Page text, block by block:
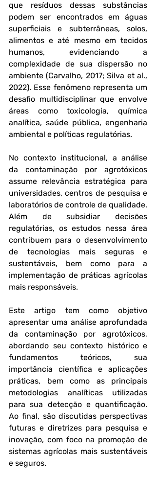
que resíduos dessas substâncias
podem ser encontrados em águas
superficiais e subterrâneas, solos,
alimentos e até mesmo em tecidos
humanos, evidenciando a
complexidade de sua dispersão no
ambiente (Carvalho, 2017; Silva et al.,
2022). Esse fenômeno representa um
desafio multidisciplinar que envolve
áreas como toxicologia, química
analítica, saúde pública, engenharia
ambiental e políticas regulatórias.
No contexto institucional, a análise
da contaminação por agrotóxicos
assume relevância estratégica para
universidades, centros de pesquisa e
laboratórios de controle de qualidade.
Além de subsidiar decisões
regulatórias, os estudos nessa área
contribuem para o desenvolvimento
de tecnologias mais seguras e
sustentáveis, bem como para a
implementação de práticas agrícolas
mais responsáveis.
Este artigo tem como objetivo
apresentar uma análise aprofundada
da contaminação por agrotóxicos,
abordando seu contexto histórico e
fundamentos teóricos, sua
importância científica e aplicações
práticas, bem como as principais
metodologias analíticas utilizadas
para sua detecção e quantificação.
Ao final, são discutidas perspectivas
futuras e diretrizes para pesquisa e
inovação, com foco na promoção de
sistemas agrícolas mais sustentáveis
e seguros.